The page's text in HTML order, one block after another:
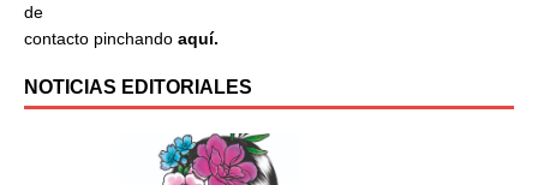
de
contacto pinchando aquí.
NOTICIAS EDITORIALES